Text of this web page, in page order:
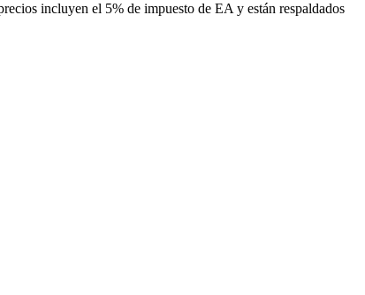
incluyen el 5% de impuesto de EA y están respaldados